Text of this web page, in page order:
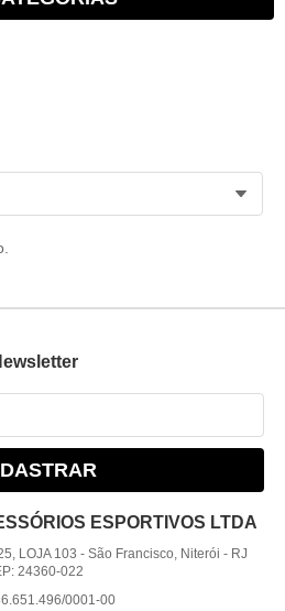
ESPORTIVOS LTDA
LOJA 103 -São Francisco, Niterói - RJ
24360-022
0001-00